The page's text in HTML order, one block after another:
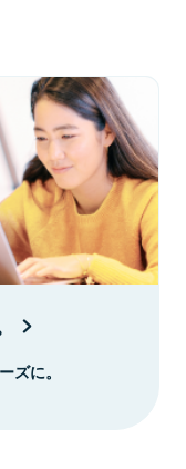
ズに。